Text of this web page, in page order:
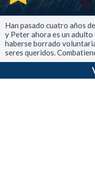
Han pasado cuatro años
y Peter ahora es un
haberse borrado
seres queridos.